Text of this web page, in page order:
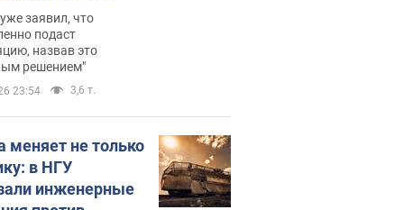
зала
400 млн
заявил, что
подаст
назвав это
решением"
23:54 3,6 т.
меняет не только
в НГУ
инженерные